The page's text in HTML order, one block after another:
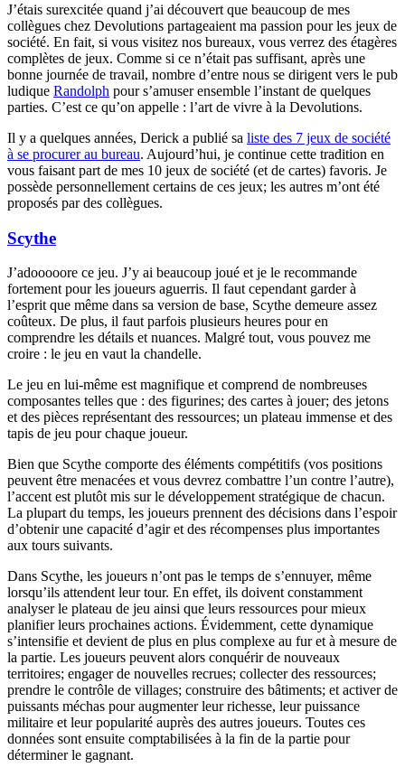
J’étais surexcitée quand j’ai découvert que beaucoup de mes
collègues chez Devolutions partageaient ma passion pour les jeux de
société. En fait, si vous visitez nos bureaux, vous verrez des étagères
complètes de jeux. Comme si ce n’était pas suffisant, après une
bonne journée de travail, nombre d’entre nous se dirigent vers le pub
ludique Randolph pour s’amuser ensemble l’instant de quelques
parties. C’est ce qu’on appelle : l’art de vivre à la Devolutions.
Il y a quelques années, Derick a publié sa liste des 7 jeux de société
à se procurer au bureau. Aujourd’hui, je continue cette tradition en
vous faisant part de mes 10 jeux de société (et de cartes) favoris. Je
possède personnellement certains de ces jeux; les autres m’ont été
proposés par des collègues.
Scythe
J’adooooore ce jeu. J’y ai beaucoup joué et je le recommande
fortement pour les joueurs aguerris. Il faut cependant garder à
l’esprit que même dans sa version de base, Scythe demeure assez
coûteux. De plus, il faut parfois plusieurs heures pour en
comprendre les détails et nuances. Malgré tout, vous pouvez me
croire : le jeu en vaut la chandelle.
Le jeu en lui-même est magnifique et comprend de nombreuses
composantes telles que : des figurines; des cartes à jouer; des jetons
et des pièces représentant des ressources; un plateau immense et des
tapis de jeu pour chaque joueur.
Bien que Scythe comporte des éléments compétitifs (vos positions
peuvent être menacées et vous devrez combattre l’un contre l’autre),
l’accent est plutôt mis sur le développement stratégique de chacun.
La plupart du temps, les joueurs prennent des décisions dans l’espoir
d’obtenir une capacité d’agir et des récompenses plus importantes
aux tours suivants.
Dans Scythe, les joueurs n’ont pas le temps de s’ennuyer, même
lorsqu’ils attendent leur tour. En effet, ils doivent constamment
analyser le plateau de jeu ainsi que leurs ressources pour mieux
planifier leurs prochaines actions. Évidemment, cette dynamique
s’intensifie et devient de plus en plus complexe au fur et à mesure de
la partie. Les joueurs peuvent alors conquérir de nouveaux
territoires; engager de nouvelles recrues; collecter des ressources;
prendre le contrôle de villages; construire des bâtiments; et activer de
puissants méchas pour augmenter leur richesse, leur puissance
militaire et leur popularité auprès des autres joueurs. Toutes ces
données sont ensuite comptabilisées à la fin de la partie pour
déterminer le gagnant.